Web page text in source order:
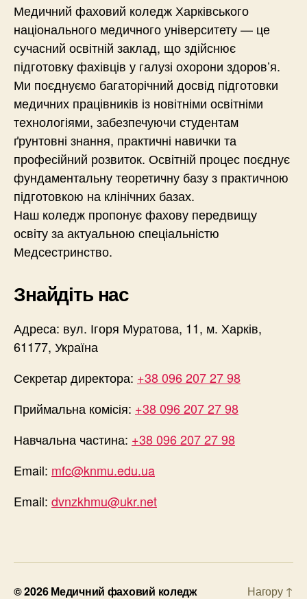
Медичний фаховий коледж Харківського
національного медичного університету — це
сучасний освітній заклад, що здійснює
підготовку фахівців у галузі охорони здоров’я.
Ми поєднуємо багаторічний досвід підготовки
медичних працівників із новітніми освітніми
технологіями, забезпечуючи студентам
ґрунтовні знання, практичні навички та
професійний розвиток. Освітній процес поєднує
фундаментальну теоретичну базу з практичною
підготовкою на клінічних базах.
Наш коледж пропонує фахову передвищу
освіту за актуальною спеціальністю
Медсестринство.
Знайдіть нас
Адреса: вул. Ігоря Муратова, 11, м. Харків,
61177, Україна
Секретар директора: +38 096 207 27 98
Приймальна комісія: +38 096 207 27 98
Навчальна частина: +38 096 207 27 98
Email: mfc@knmu.edu.ua
Email: dvnzkhmu@ukr.net
© 2026Медичний фаховий коледж Нагору ↑